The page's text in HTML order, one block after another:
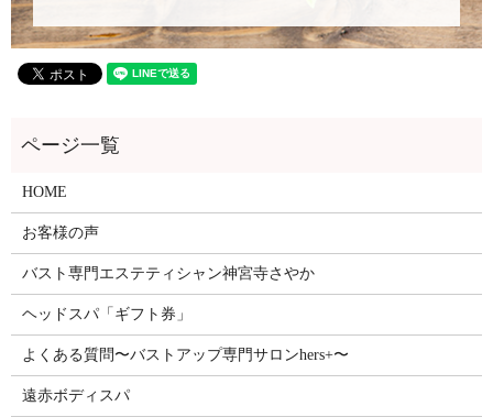
HOME
お客様の声
バスト専門エステティシャン神宮寺さやか
ヘッドスパ「ギフト券」
よくある質問〜バストアップ専門サロンhers+〜
遠赤ボディスパ